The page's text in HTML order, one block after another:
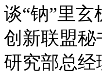
谈“钠”里
创新联盟秘
研究部总